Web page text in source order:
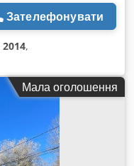
Зателефонувати
2014,
Мала оголошення